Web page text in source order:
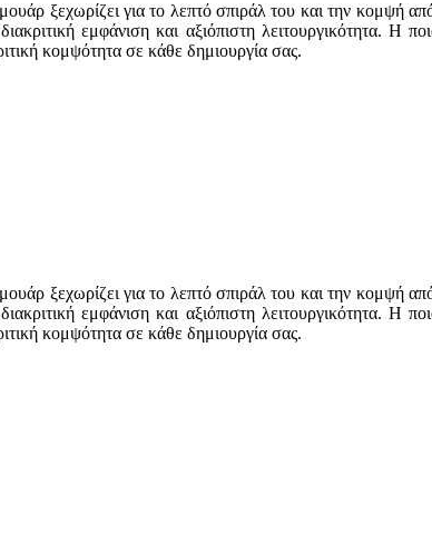
ξεχωρίζει για το λεπτό σπιράλ του και την κομψή
εμφάνιση και αξιόπιστη λειτουργικότητα. Η
κομψότητα σε κάθε δημιουργία σας.
ξεχωρίζει για το λεπτό σπιράλ του και την κομψή
εμφάνιση και αξιόπιστη λειτουργικότητα. Η
κομψότητα σε κάθε δημιουργία σας.